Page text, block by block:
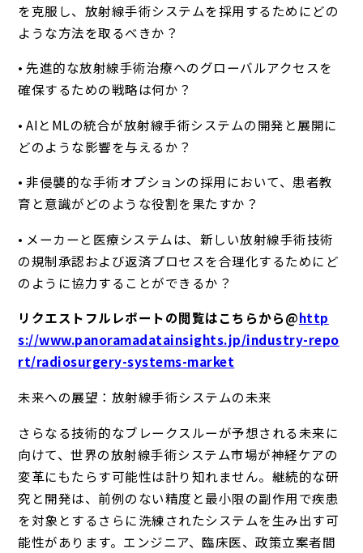
を克服し、放射線手術システムを採用するためにどの
ような方法を取るべきか？
• 先進的な放射線手術治療へのグローバルアクセスを
確保するための戦略は何か？
• AIとMLの統合が放射線手術システムの開発と展開に
どのような影響を与えるか？
• 非侵襲的な手術オプションの採用において、患者教
育と意識がどのような役割を果たすか？
• メーカーと医療システムは、新しい放射線手術技術
の規制承認および返済プロセスを合理化するためにど
のように協力することができるか？
リクエストフルレポートの閲覧はこちらから@http
s://www.panoramadatainsights.jp/industry-repo
rt/radiosurgery-systems-market
未来への展望：放射線手術システムの未来
さらなる技術的なブレークスルーが予想される未来に
向けて、世界の放射線手術システム市場が神経ケアの
変革にもたらす可能性は計り知れません。継続的な研
究と開発は、前例のない精度と最小限の副作用で疾患
を対象とするさらに洗練されたシステムを生み出す可
能性があります。エンジニア、臨床医、政策立案者間